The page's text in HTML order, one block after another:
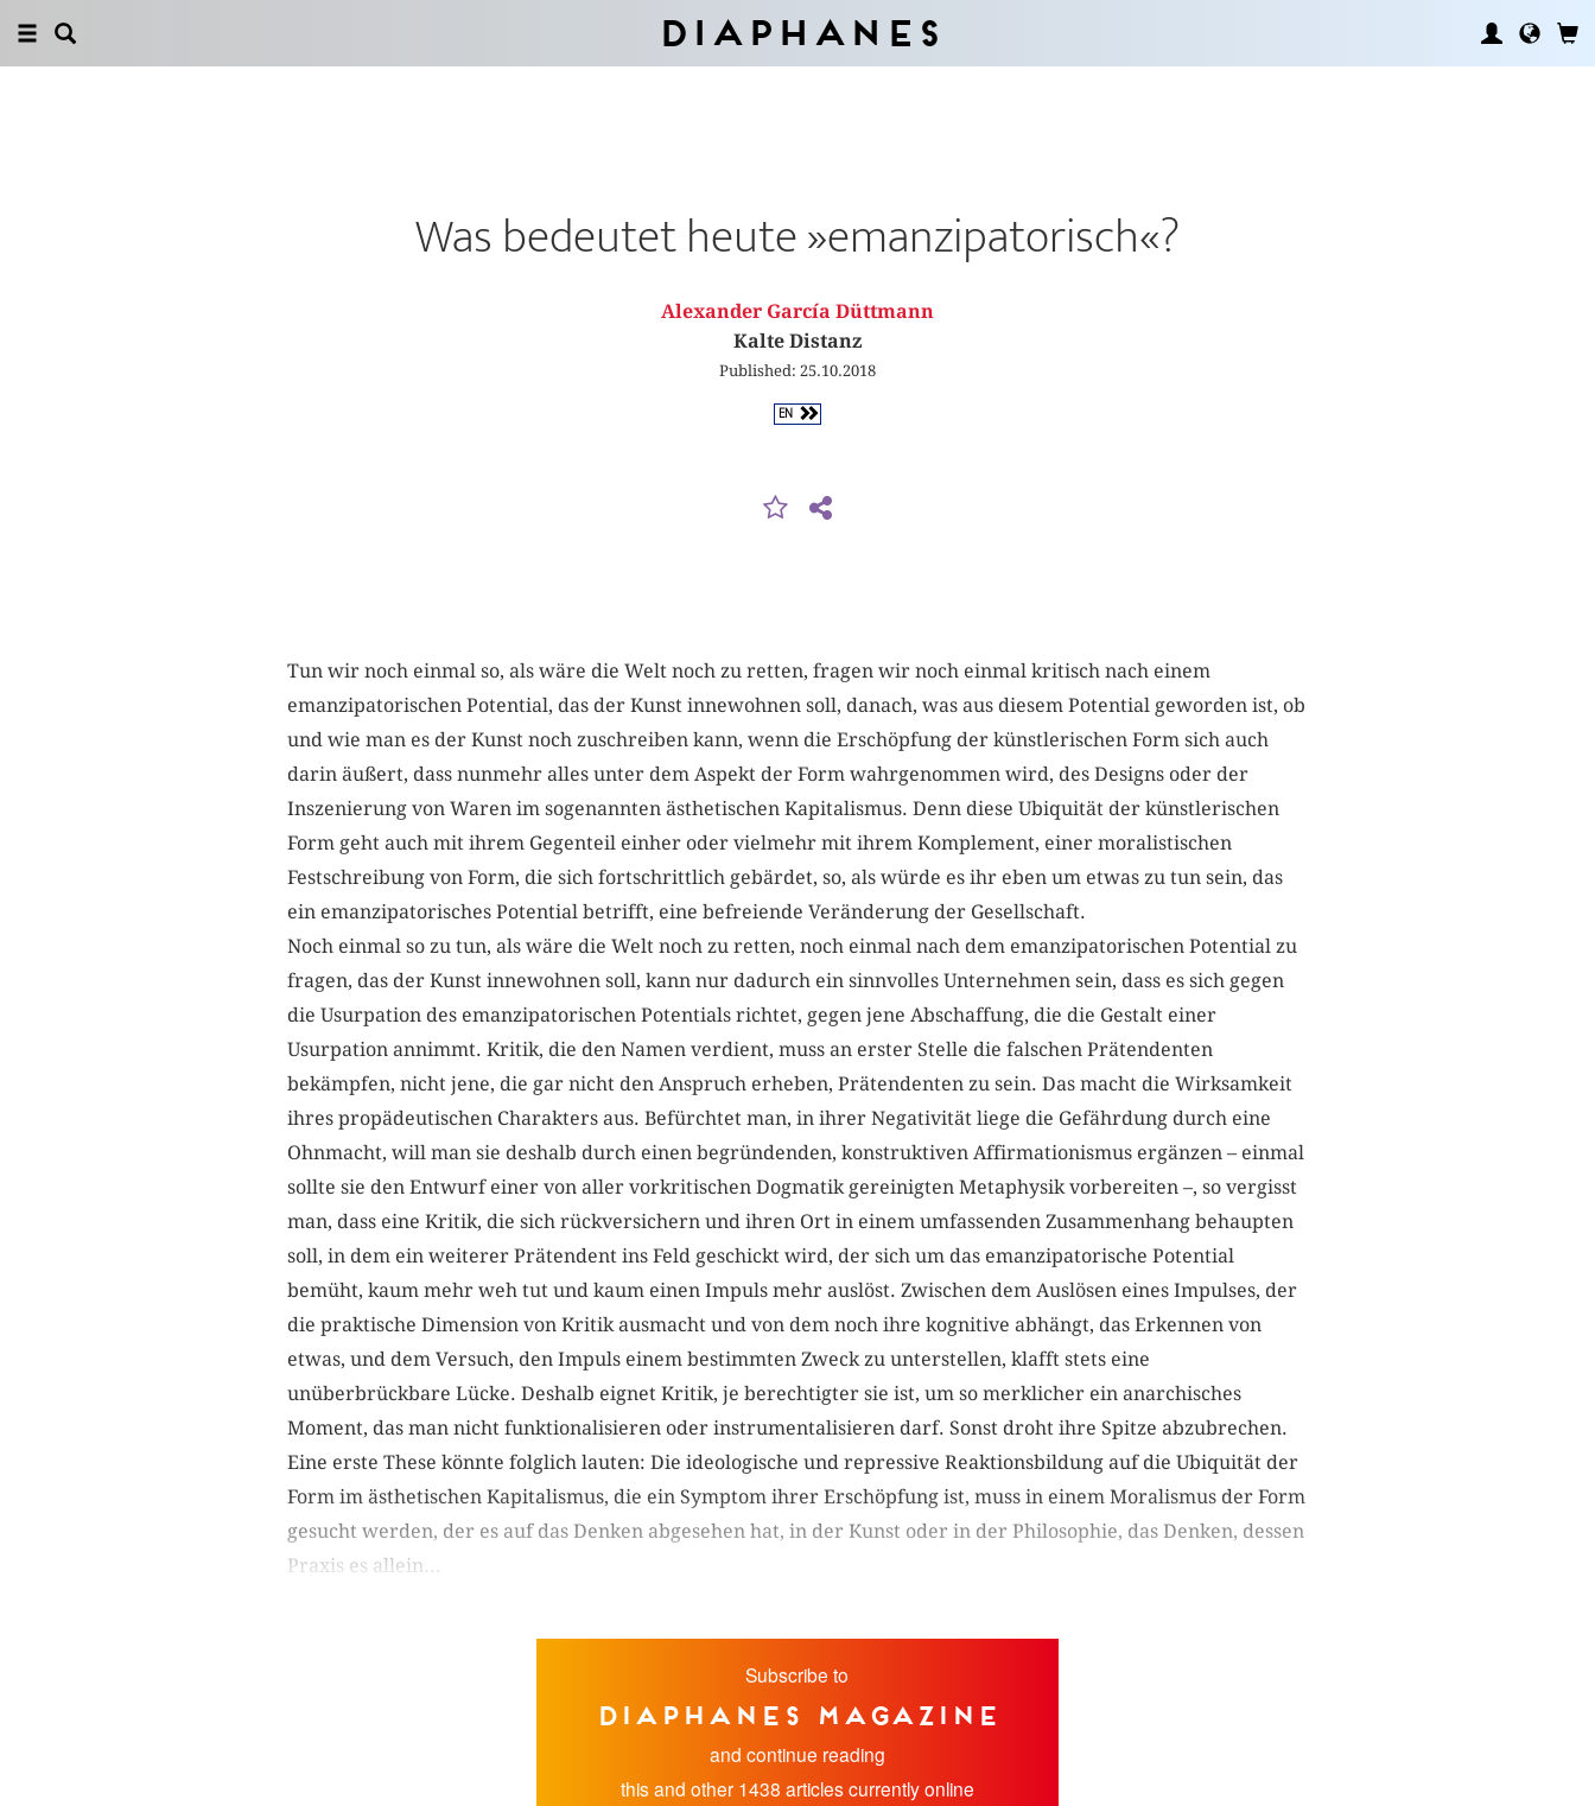
Diaphanes
Was bedeutet heute »emanzi­patorisch«?
Alexander García Düttmann
Kalte Distanz
Published: 25.10.2018
EN
Tun wir noch einmal so, als wäre die Welt noch zu retten, fragen wir noch einmal kritisch nach einem
emanzipatorischen Potential, das der Kunst innewohnen soll, danach, was aus diesem Potential geworden ist, ob
und wie man es der Kunst noch zuschreiben kann, wenn die Erschöpfung der künstlerischen Form sich auch
darin äußert, dass nunmehr alles unter dem Aspekt der Form wahrgenommen wird, des Designs oder der
Inszenierung von Waren im sogenannten ästhetischen Kapitalismus. Denn diese Ubiquität der künstlerischen
Form geht auch mit ihrem Gegenteil einher oder vielmehr mit ihrem Komplement, einer moralistischen
Festschreibung von Form, die sich fortschrittlich gebärdet, so, als würde es ihr eben um etwas zu tun sein, das
ein emanzipatorisches Potential betrifft, eine befreiende Veränderung der Gesellschaft.
Noch einmal so zu tun, als wäre die Welt noch zu retten, noch einmal nach dem emanzipatorischen Potential zu
fragen, das der Kunst innewohnen soll, kann nur dadurch ein sinnvolles Unternehmen sein, dass es sich gegen
die Usurpation des emanzipatorischen Potentials richtet, gegen jene Abschaffung, die die Gestalt einer
Usurpation annimmt. Kritik, die den Namen verdient, muss an erster Stelle die falschen Prätendenten
bekämpfen, nicht jene, die gar nicht den Anspruch erheben, Prätendenten zu sein. Das macht die Wirksamkeit
ihres propädeutischen Charakters aus. Befürchtet man, in ihrer Negativität liege die Gefährdung durch eine
Ohnmacht, will man sie deshalb durch einen begründenden, konstruktiven Affirmationismus ergänzen – einmal
sollte sie den Entwurf einer von aller vorkritischen Dogmatik gereinigten Metaphysik vorbereiten –, so vergisst
man, dass eine Kritik, die sich rückversichern und ihren Ort in einem umfassenden Zusammenhang behaupten
soll, in dem ein weiterer Prätendent ins Feld geschickt wird, der sich um das emanzipatorische Potential
bemüht, kaum mehr weh tut und kaum einen Impuls mehr auslöst. Zwischen dem Auslösen eines Impulses, der
die praktische Dimension von Kritik ausmacht und von dem noch ihre kognitive abhängt, das Erkennen von
etwas, und dem Versuch, den Impuls einem bestimmten Zweck zu unterstellen, klafft stets eine
unüberbrückbare Lücke. Deshalb eignet Kritik, je berechtigter sie ist, um so merklicher ein anarchisches
Moment, das man nicht funktionalisieren oder instrumentalisieren darf. Sonst droht ihre Spitze abzubrechen.
Eine erste These könnte folglich lauten: Die ideologische und repressive Reaktionsbildung auf die Ubiquität der
Form im ästhetischen Kapitalismus, die ein Symptom ihrer Erschöpfung ist, muss in einem Moralismus der Form
gesucht werden, der es auf das Denken abgesehen hat, in der Kunst oder in der Philosophie, das Denken, dessen
Praxis es allein...
Subscribe to
diaphanes magazine
and continue reading
this and other 1438 articles currently online